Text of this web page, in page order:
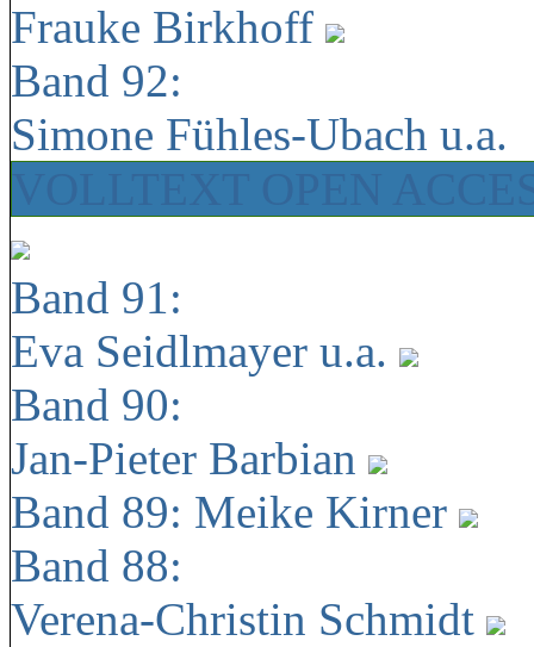
Frauke Birkhoff
Band 92:
Simone Fühles-Ubach u.a.
Band 91:
Eva Seidlmayer u.a.
Band 90:
Jan-Pieter Barbian
Band 89: Meike Kirner
Band 88:
Verena-Christin Schmidt